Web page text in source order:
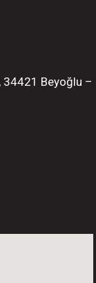
34421 Beyoğlu –